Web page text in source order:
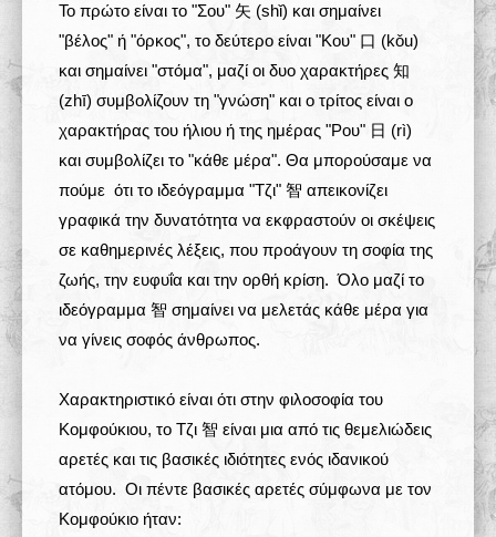
Δραστηριότητες
Το πρώτο είναι το "Σου" 矢 (shǐ) και σημαίνει
"βέλος" ή "όρκος", το δεύτερο είναι "Κου" 口 (kǒu)
και σημαίνει "στόμα", μαζί οι δυο χαρακτήρες 知
(zhī) συμβολίζουν τη "γνώση" και ο τρίτος είναι ο
χαρακτήρας του ήλιου ή της ημέρας "Ρου" 日 (rì)
και συμβολίζει το "κάθε μέρα". Θα μπορούσαμε να
πούμε ότι το ιδεόγραμμα "Τζι" 智 απεικονίζει
γραφικά την δυνατότητα να εκφραστούν οι σκέψεις
σε καθημερινές λέξεις, που προάγουν τη σοφία της
ζωής, την ευφυΐα και την ορθή κρίση. Όλο μαζί το
ιδεόγραμμα 智 σημαίνει να μελετάς κάθε μέρα για
να γίνεις σοφός άνθρωπος.
Χαρακτηριστικό είναι ότι στην φιλοσοφία του
Κομφούκιου, το Τζι 智 είναι μια από τις θεμελιώδεις
αρετές και τις βασικές ιδιότητες ενός ιδανικού
ατόμου. Οι πέντε βασικές αρετές σύμφωνα με τον
Κομφούκιο ήταν: